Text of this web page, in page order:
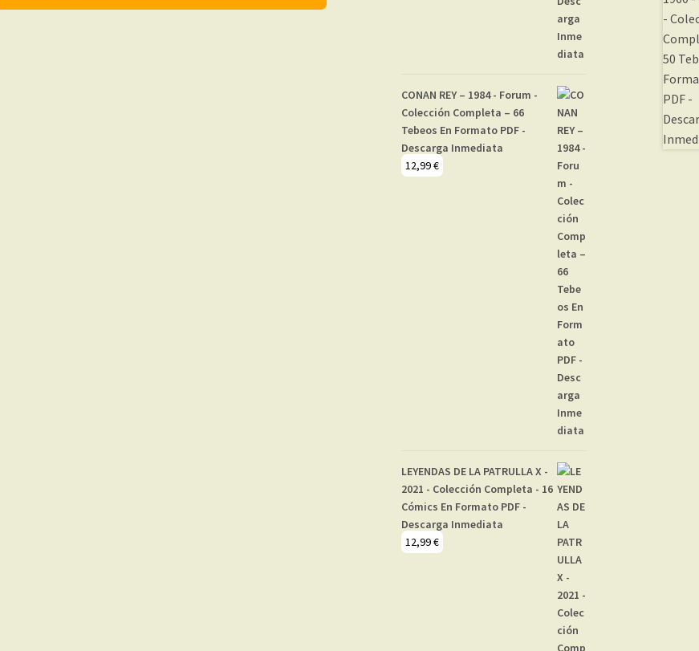
CONAN REY – 1984 - Forum -
Colección Completa – 66
Tebeos En Formato PDF -
Descarga Inmediata
12,99€
LEYENDAS DE LA PATRULLA X -
2021 - Colección Completa - 16
Cómics En Formato PDF -
Descarga Inmediata
12,99€